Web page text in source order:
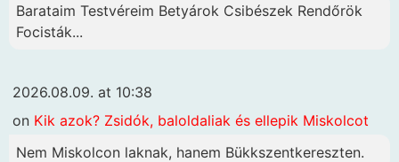
Barataim Testvéreim Betyárok Csibészek Rendőrök
Focisták...
2026.08.09. at 10:38
on Kik azok? Zsidók, baloldaliak és ellepik Miskolcot
Nem Miskolcon laknak, hanem Bükkszentkereszten.